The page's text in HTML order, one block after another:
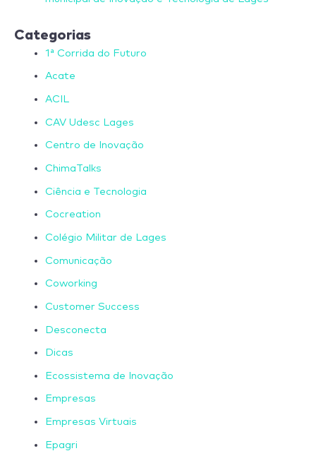
Categorias
1ª Corrida do Futuro
Acate
ACIL
CAV Udesc Lages
Centro de Inovação
ChimaTalks
Ciência e Tecnologia
Cocreation
Colégio Militar de Lages
Comunicação
Coworking
Customer Success
Desconecta
Dicas
Ecossistema de Inovação
Empresas
Empresas Virtuais
Epagri